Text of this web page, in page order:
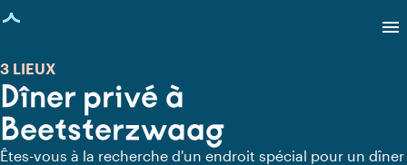
chargée
menu
Dîner privé à
Beetsterzwaag
3 LIEUX
Êtes-vous à la recherche d'un endroit spécial pour un dîner